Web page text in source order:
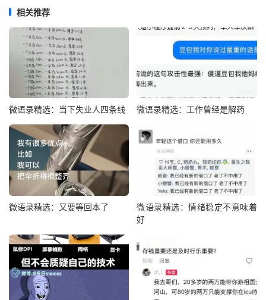
相关推荐
微语录精选：当下失业人四条线 微语录精选：工作曾经是解药
微语录精选：又要等回本了
微语录精选：情绪稳定不意味着
好